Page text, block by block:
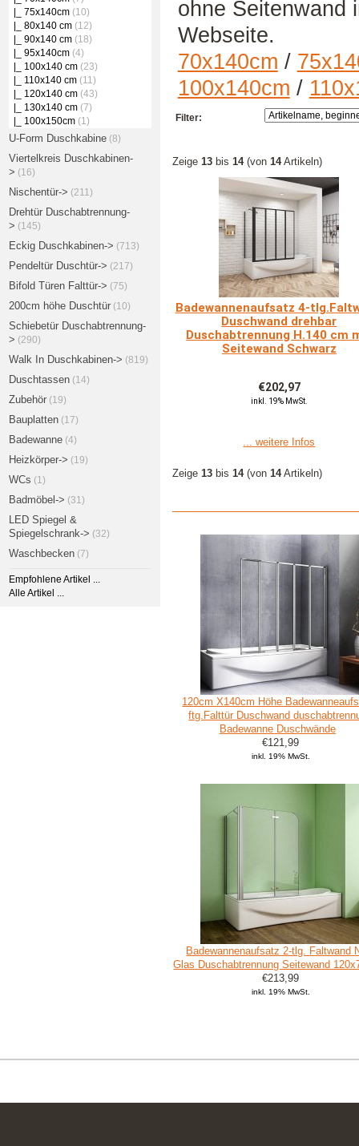
|_ 75x140cm(10)
|_ 80x140 cm(12)
|_ 90x140 cm(18)
|_ 95x140cm(4)
|_ 100x140 cm(23)
|_ 110x140 cm(11)
|_ 120x140 cm(43)
|_ 130x140 cm(7)
|_ 100x150cm(1)
U-Form Duschkabine(8)
Viertelkreis Duschkabinen-
> (16)
Nischentür-> (211)
Drehtür Duschabtrennung-
> (145)
Eckig Duschkabinen-> (713)
Pendeltür Duschtür-> (217)
Bifold Türen Falttür-> (75)
200cm höhe Duschtür(10)
Schiebetür Duschabtrennung-
> (290)
Walk In Duschkabinen-> (819)
Duschtassen(14)
Zubehör(19)
Bauplatten(17)
Badewanne(4)
Heizkörper-> (19)
WCs (1)
Badmöbel-> (31)
LED Spiegel &
Spiegelschrank-> (32)
Waschbecken(7)
Empfohlene Artikel ...
Alle Artikel ...
ohne Seitenwand
70x140cm /
100x140cm /
Filter:
Zeige13 bis14(von14Artikeln)
Badewannenaufsatz 4-
Duschwand drehbar
Duschabtrennung H.140 cm
Seitewand Schwarz
€202,97
inkl. 19% MwSt.
... weitere Infos
Zeige13 bis14(von14Artikeln)
120cm X140cm Höhe
ftg.Falttür Duschwand
Badewanne Duschwände
€121,99
inkl. 19% MwSt.
Badewannenaufsatz 2-tlg. Faltwand
Glas Duschabtrennung Seitewand
€213,99
inkl. 19% MwSt.